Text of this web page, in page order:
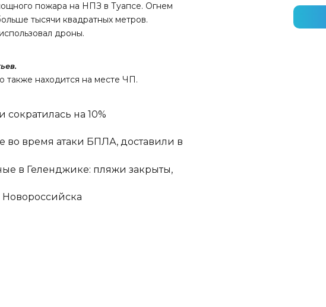
пожара на НПЗ в Туапсе. Огнем
тысячи квадратных метров.
дроны.
также находится на месте ЧП.
на 10%
во время атаки БПЛА, доставили в
в Геленджике: пляжи закрыты,